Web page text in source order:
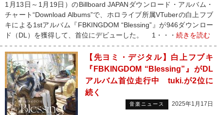
1月13日～1月19日）のBillboard JAPANダウンロード・アルバム・
チャート“Download Albums”で、ホロライブ所属VTuberの白上フブ
キによる1stアルバム『FBKINGDOM “Blessing”』が946ダウンロー
ド（DL）を獲得して、首位にデビューした。 1・・・ 続きを読む
【先ヨミ・デジタル】白上フブキ
『FBKINGDOM “Blessing”』がDL
アルバム首位走行中 tuki.が2位に
続く
音楽ニュース 2025年1月17日